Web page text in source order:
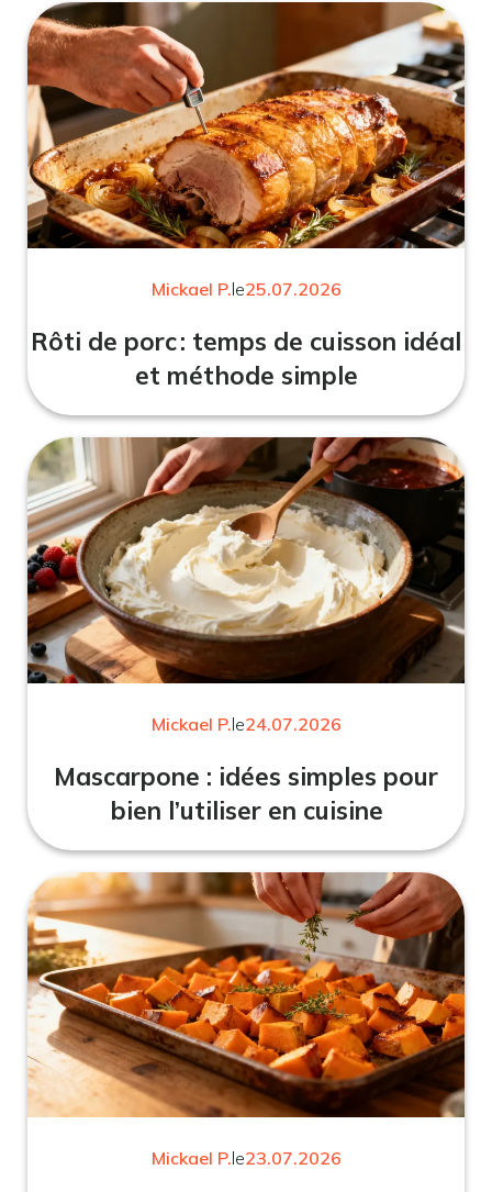
Mickael P.le25.07.2026
Rôti de porc : temps de cuisson idéal
et méthode simple
Mickael P.le24.07.2026
Mascarpone : idées simples pour
bien l’utiliser en cuisine
Mickael P.le23.07.2026